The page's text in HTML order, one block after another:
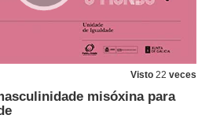
Visto 22 veces
misóxina para